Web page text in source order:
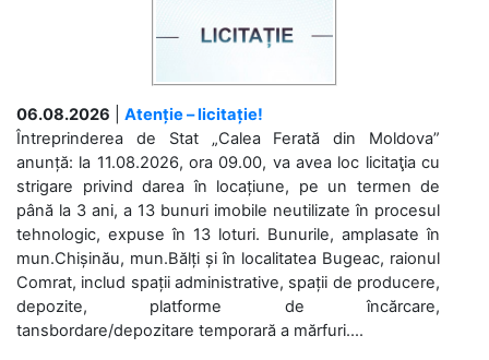
06.08.2026
Atenție – licitație!
Întreprinderea de Stat „Calea Ferată din Moldova”
anunță: la 11.08.2026, ora 09.00, va avea loc licitaţia cu
strigare privind darea în locațiune, pe un termen de
până la 3 ani, a 13 bunuri imobile neutilizate în procesul
tehnologic, expuse în 13 loturi. Bunurile, amplasate în
mun.Chișinău, mun.Bălți și în localitatea Bugeac, raionul
Comrat, includ spații administrative, spații de producere,
depozite, platforme de încărcare,
tansbordare/depozitare temporară a mărfuri....